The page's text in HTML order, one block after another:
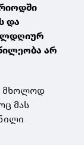
და
არ
მხოლოდ
მას